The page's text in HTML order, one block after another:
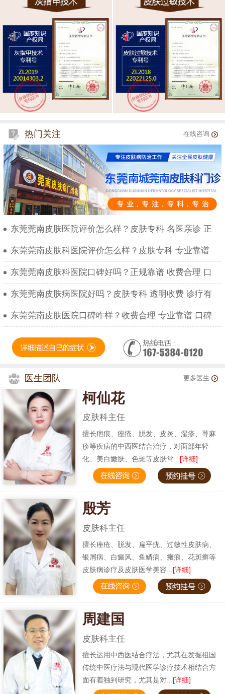
热门关注 在线咨询
东莞莞南皮肤医院评价怎么样？皮肤专科 名医亲诊 正
东莞莞南皮肤科医院评价怎么样？皮肤专科 专业靠谱
东莞莞南皮肤科医院口碑好吗？正规靠谱 收费合理 口
东莞莞南皮肤病医院好吗？皮肤专科 透明收费 诊疗有
东莞莞南皮肤医院口碑咋样？收费合理 专业靠谱 口碑
医生团队 更多医生
柯仙花
皮肤科主任
擅长疤痕、痤疮、脱发、皮炎、湿疹、荨麻
疹等疾病的中西医结合治疗，对面部年轻
化、美白嫩肤、色斑等皮肤常... [详细]
殷芳
皮肤科主任
擅长痤疮、脱发、扁平疣、过敏性皮肤病、
银屑病、白癜风、鱼鳞病、瘢痕、花斑癣等
皮肤病诊疗及皮肤医学美容... [详细]
周建国
皮肤科主任
擅长运用中西医结合疗法，尤其在发掘祖国
传统中医疗法与现代医学诊疗技术相结合方
面有着独到研究，尤其是对...[详细]